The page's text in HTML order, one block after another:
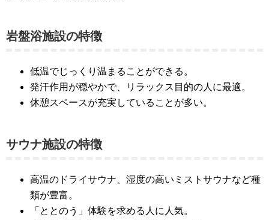
岩盤浴施設の特徴
低温でじっくり温まることができる。
発汗作用が穏やかで、リラックス目的の人に最適。
休憩スペースが充実していることが多い。
サウナ施設の特徴
高温のドライサウナ、湿度の高いミストサウナなど種
類が豊富。
「ととのう」体験を求める人に人気。